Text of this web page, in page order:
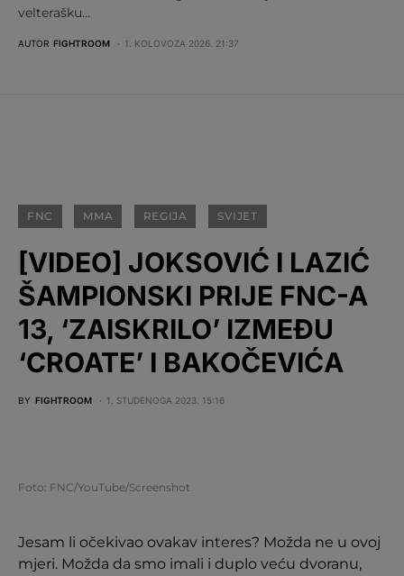
velterašku…
AUTOR FIGHTROOM 1. KOLOVOZA 2026. 21:37
FNC MMA REGIJA SVIJET
[VIDEO] JOKSOVIĆ I LAZIĆ
ŠAMPIONSKI PRIJE FNC-A
13, ‘ZAISKRILO’ IZMEĐU
‘CROATE’ I BAKOČEVIĆA
BY FIGHTROOM 1. STUDENOGA 2023. 15:16
Foto: FNC/YouTube/Screenshot
Jesam li očekivao ovakav interes? Možda ne u ovoj
mjeri. Možda da smo imali i duplo veću dvoranu,